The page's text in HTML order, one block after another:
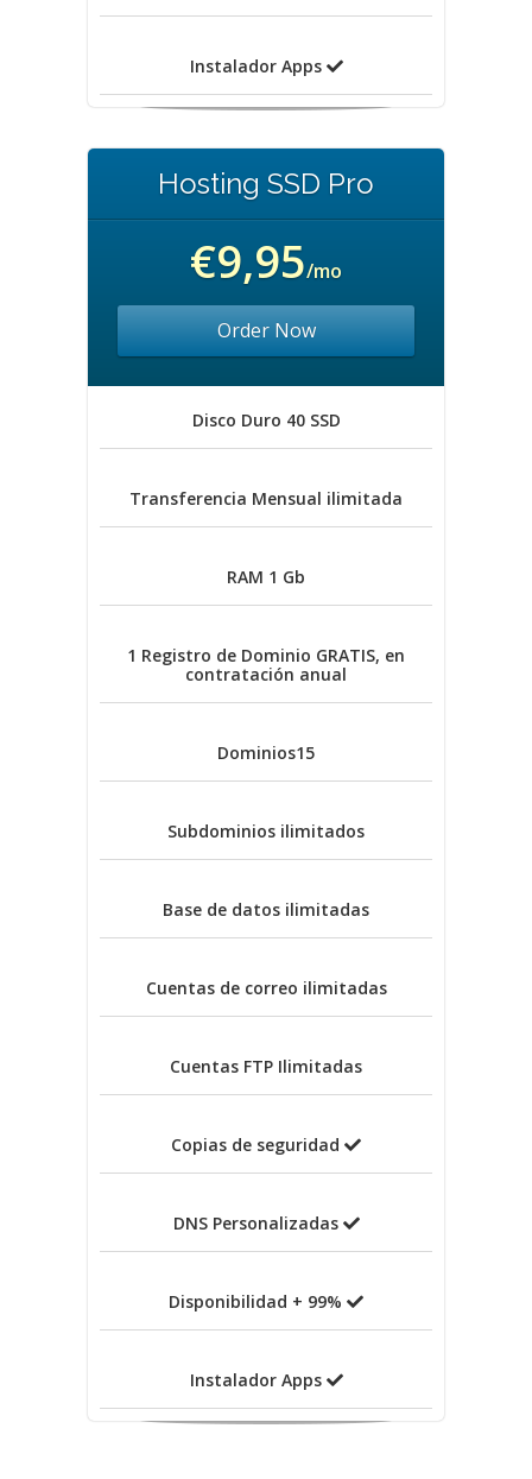
Instalador Apps
Hosting SSD Pro
€9,95/mo
Order Now
Disco Duro 40 SSD
Transferencia Mensual ilimitada
RAM 1 Gb
1 Registro de Dominio GRATIS, en
contratación anual
Dominios15
Subdominios ilimitados
Base de datos ilimitadas
Cuentas de correo ilimitadas
Cuentas FTP Ilimitadas
Copias de seguridad
DNS Personalizadas
Disponibilidad + 99%
Instalador Apps